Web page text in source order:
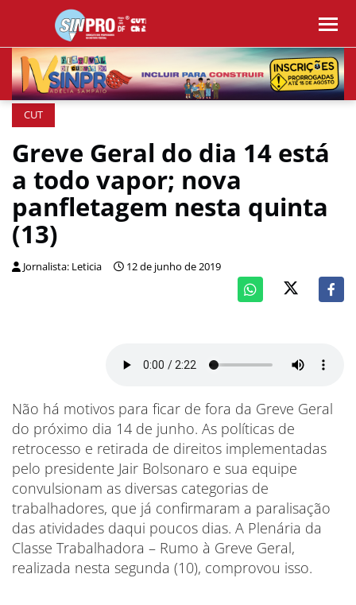
CUT
Greve Geral do dia 14 está
a todo vapor; nova
panfletagem nesta quinta
(13)
Jornalista: Leticia 12 de junho de 2019
Não há motivos para ficar de fora da Greve Geral
do próximo dia 14 de junho. As políticas de
retrocesso e retirada de direitos implementadas
pelo presidente Jair Bolsonaro e sua equipe
convulsionam as diversas categorias de
trabalhadores, que já confirmaram a paralisação
das atividades daqui poucos dias. A Plenária da
Classe Trabalhadora – Rumo à Greve Geral,
realizada nesta segunda (10), comprovou isso.